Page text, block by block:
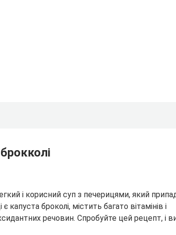
і корисний суп з печерицями, який
капуста броколі, містить багато вітамінів і
речовин. Спробуйте цей рецепт, і